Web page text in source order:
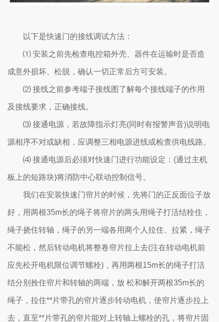
以下是快速门的接线调试方法：
⑴ 安装之前先检查电控箱外壳、器件在运输时是否造
成意外损坏、松脱，确认一切正常后方可安装。
⑵ 接线之前参考端子接线图了解每个接线端子的作用
及接线要求，正确接线。
⑶ 接通电源，若故障指示灯亮(同时有报警声音)说明电
源相序不对或缺相，应调整三相电源进线或检查供电线路。
⑷ 接通电源后必须对快速门进行功能设定：(通过主机
板上的短路块)将消防中心联动控制信号。
我们在安装快速门帘片的时候，先将门的正反面位子放
好，用两根35m长的绳子将帘片的两头用绳子打活结栓住，
绳子挠住转轴，绳子的另一端各用两个人拉住、拉紧，绳子
不能松，然后转动电机将整卷帘片拉上去(注在转动电机前
应先松开电机限位调节螺栓)，再用两根15m长的绳子打活
结分别拴住帘片和转轴的两端，放 松和解开两根35m长的
绳子，拉住**片带孔的帘片逐步转动电机，使帘片逐步拉上
去，直至**片带孔的帘片能对上转轴上螺栓的孔，将帘片固